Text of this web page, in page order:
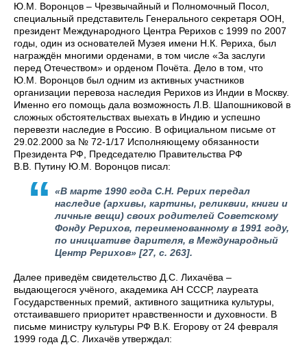
Ю.М. Воронцов – Чрезвычайный и Полномочный Посол,
специальный представитель Генерального секретаря ООН,
президент Международного Центра Рерихов с 1999 по 2007
годы, один из основателей Музея имени Н.К. Рериха, был
награждён многими орденами, в том числе «За заслуги
перед Отечеством» и орденом Почёта. Дело в том, что
Ю.М. Воронцов был одним из активных участников
организации перевоза наследия Рерихов из Индии в Москву.
Именно его помощь дала возможность Л.В. Шапошниковой в
сложных обстоятельствах выехать в Индию и успешно
перевезти наследие в Россию. В официальном письме от
29.02.2000 за № 72‑1/17 Исполняющему обязанности
Президента РФ, Председателю Правительства РФ
В.В. Путину Ю.М. Воронцов писал:
«В марте 1990 года С.Н. Рерих передал
наследие (архивы, картины, реликвии, книги и
личные вещи) своих родителей Советскому
Фонду Рерихов, переименованному в 1991 году,
по инициативе дарителя, в Международный
Центр Рерихов» [27, с. 263].
Далее приведём свидетельство Д.С. Лихачёва –
выдающегося учёного, академика АН СССР, лауреата
Государственных премий, активного защитника культуры,
отстаивавшего приоритет нравственности и духовности. В
письме министру культуры РФ В.К. Егорову от 24 февраля
1999 года Д.С. Лихачёв утверждал: